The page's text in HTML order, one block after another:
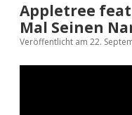
Appletree
Mal Seinen
Veröffentlicht am 22.